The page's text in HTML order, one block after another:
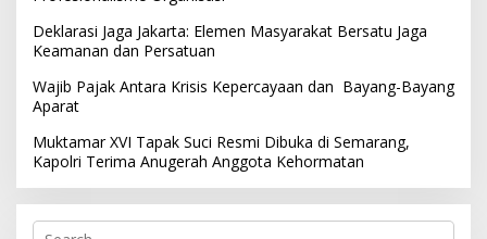
Deklarasi Jaga Jakarta: Elemen Masyarakat Bersatu Jaga
Keamanan dan Persatuan
Wajib Pajak Antara Krisis Kepercayaan dan Bayang-Bayang
Aparat
Muktamar XVI Tapak Suci Resmi Dibuka di Semarang,
Kapolri Terima Anugerah Anggota Kehormatan
S